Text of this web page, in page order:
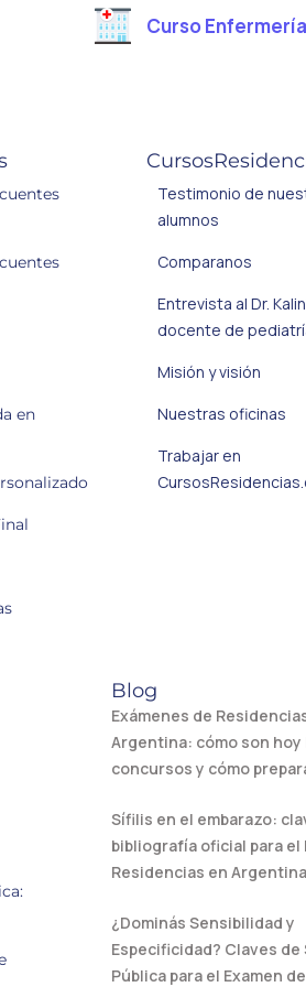
e
Curso Enfermería
en
Testimonio de
alumnos
Comparanos
Entrevista al Dr.
docente de
Misión y visión
Nuestras oficinas
Trabajar en
Blog
Exámenes de
Argentina: cómo son hoy
concursos y cómo
Sífilis en el embarazo:
bibliografía oficial para el
Residencias en Argentina
¿Dominás Sensibilidad y
Especificidad? Claves de
Pública para el Examen